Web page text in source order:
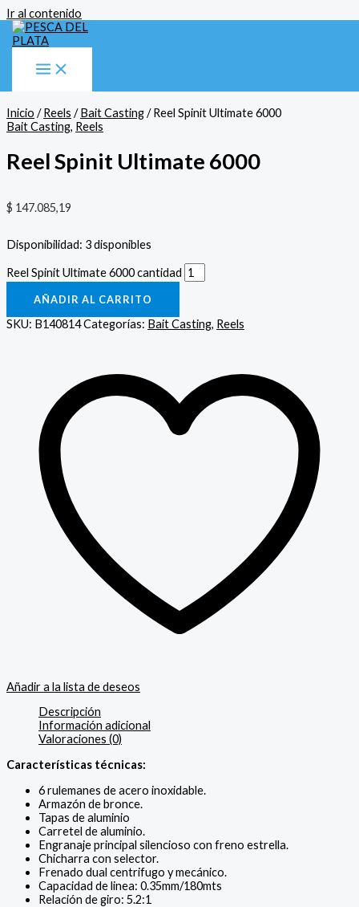
Ir al contenido
Inicio /Reels /Bait Casting/ Reel Spinit Ultimate 6000
Bait Casting, Reels
Reel Spinit Ultimate 6000
$ 147.085,19
Disponibilidad: 3 disponibles
Reel Spinit Ultimate 6000 cantidad
AÑADIR AL CARRITO
SKU: B140814Categorías: Bait Casting, Reels
Añadir a la lista de deseos
Descripción
Información adicional
Valoraciones (0)
Características técnicas:
6 rulemanes de acero inoxidable.
Armazón de bronce.
Tapas de aluminio
Carretel de aluminio.
Engranaje principal silencioso con freno estrella.
Chicharra con selector.
Frenado dual centrifugo y mecánico.
Capacidad de linea: 0.35mm/180mts
Relación de giro: 5.2:1